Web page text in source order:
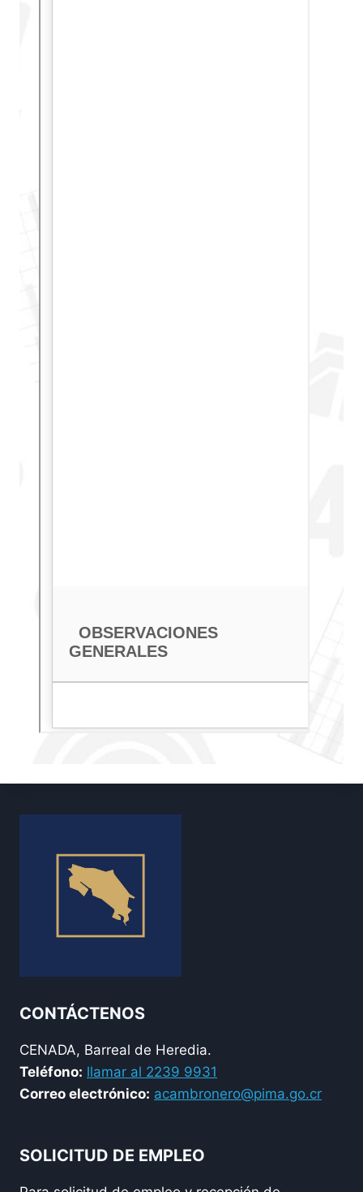
CONTÁCTENOS
CENADA, Barreal de Heredia.
Teléfono: llamar al 2239 9931
Correo electrónico: acambronero@pima.go.cr
SOLICITUD DE EMPLEO